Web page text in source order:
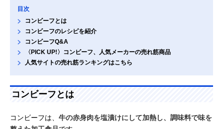
目次
コンビーフとは
コンビーフのレシピを紹介
コンビーフQ&A
〈PICK UP!〉コンビーフ、人気メーカーの売れ筋商品
人気サイトの売れ筋ランキングはこちら
コンビーフとは
コンビーフは、 牛の赤身肉を塩漬けにして加熱し、調味料で味を